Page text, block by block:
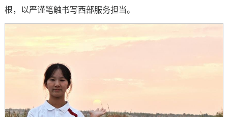
根，以严谨笔触书写西部服务担当。